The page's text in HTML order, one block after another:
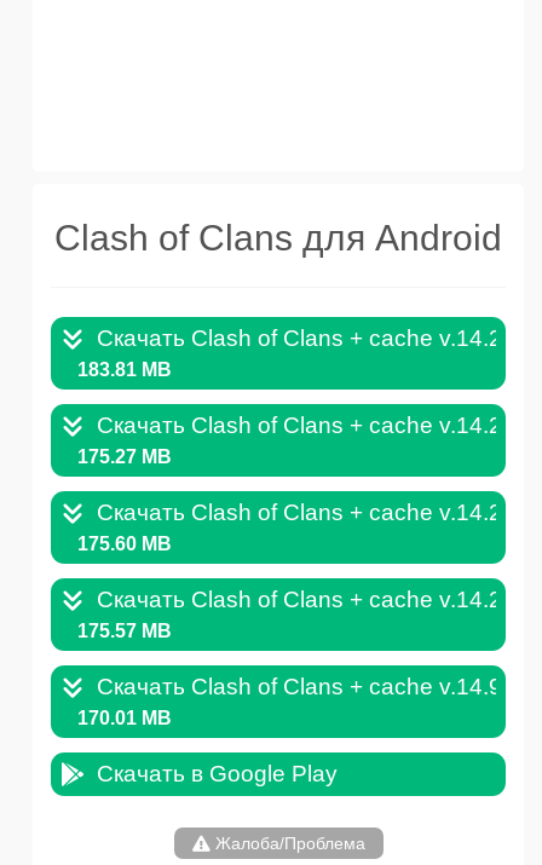
Clash of Clans для Android
Скачать Clash of Clans + cache
183.81 MB
Скачать Clash of Clans + cache
175.27 MB
Скачать Clash of Clans + cache
175.60 MB
Скачать Clash of Clans + cache
175.57 MB
Скачать Clash of Clans + cache
170.01 MB
Скачать в Google Play
Жалоба/Проблема